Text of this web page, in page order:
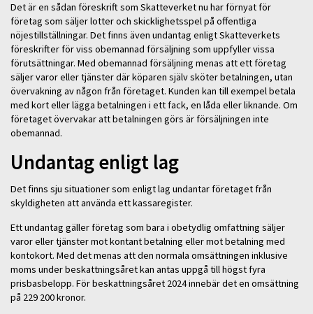
Det är en sådan föreskrift som Skatteverket nu har förnyat för
företag som säljer lotter och skicklighetsspel på offentliga
nöjestillställningar. Det finns även undantag enligt Skatteverkets
föreskrifter för viss obemannad försäljning som uppfyller vissa
förutsättningar. Med obemannad försäljning menas att ett företag
säljer varor eller tjänster där köparen själv sköter betalningen, utan
övervakning av någon från företaget. Kunden kan till exempel betala
med kort eller lägga betalningen i ett fack, en låda eller liknande. Om
företaget övervakar att betalningen görs är försäljningen inte
obemannad.
Undantag enligt lag
Det finns sju situationer som enligt lag undantar företaget från
skyldigheten att använda ett kassaregister.
Ett undantag gäller företag som bara i obetydlig omfattning säljer
varor eller tjänster mot kontant betalning eller mot betalning med
kontokort. Med det menas att den normala omsättningen inklusive
moms under beskattningsåret kan antas uppgå till högst fyra
prisbasbelopp. För beskattningsåret 2024 innebär det en omsättning
på 229 200 kronor.